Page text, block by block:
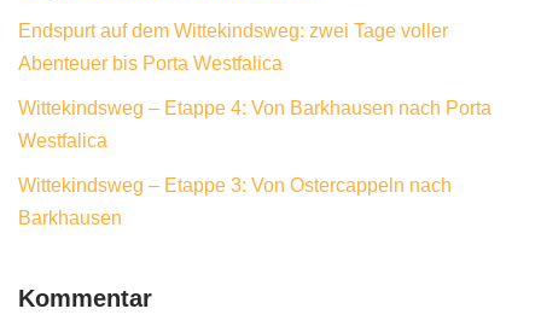
Endspurt auf dem Wittekindsweg: zwei Tage voller
Abenteuer bis Porta Westfalica
Wittekindsweg – Etappe 4: Von Barkhausen nach Porta
Westfalica
Wittekindsweg – Etappe 3: Von Ostercappeln nach
Barkhausen
Kommentar